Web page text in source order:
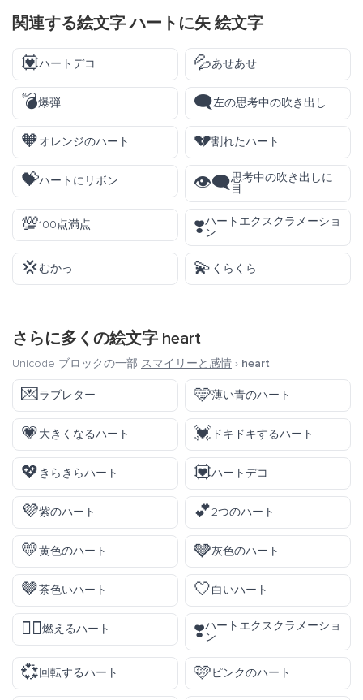
関連する絵文字 ハートに矢 絵文字
💟ハートデコ 💦あせあせ
💣爆弾 🗨️左の思考中の吹き出し
🧡オレンジのハート 💔割れたハート
💝ハートにリボン 👁️‍🗨️思考中の吹き出しに
目
💯100点満点 ❣️ハートエクスクラメーショ
ン
💢むかっ 💫 くらくら
さらに多くの絵文字 heart
Unicode ブロックの一部 スマイリーと感情 › heart
💌ラブレター 🩵薄い青のハート
💗大きくなるハート 💓 ドキドキするハート
💖 きらきらハート 💟ハートデコ
💜紫のハート 💕2つのハート
💛黄色のハート 🩶灰色のハート
🤎茶色いハート 🤍白いハート
❤️‍🔥燃えるハート ❣️ハートエクスクラメーショ
ン
💞回転するハート 🩷ピンクのハート